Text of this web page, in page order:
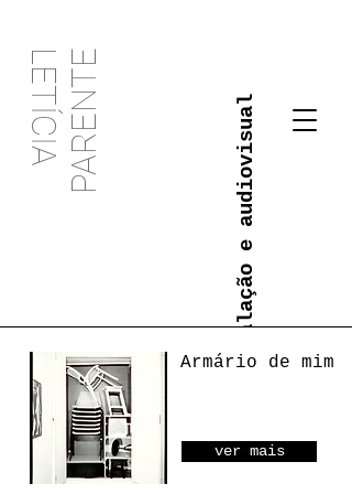
LETÍCIAPARENTE instalação e audiovisual
Armário de mim
ver mais